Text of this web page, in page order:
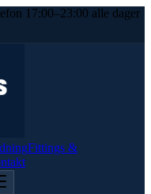
17:00–23:00 alle dager
Fittings &